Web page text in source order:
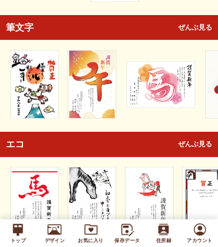
トップ デザイン お気に入り 保存データ 住所録 アカウント
筆文字 ぜんぶ見る
エコ ぜんぶ見る